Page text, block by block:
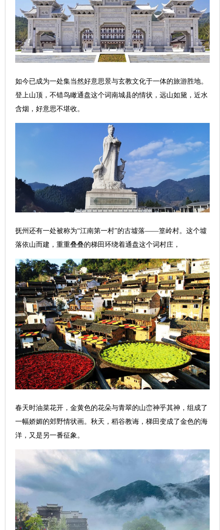
如今已成为一处集当然好意思景与玄教文化于一体的旅游胜地。
登上山顶，不错鸟瞰通盘这个词南城县的情状，远山如黛，近水
含烟，好意思不堪收。
抚州还有一处被称为“江南第一村”的古墟落——篁岭村。这个墟
落依山而建，重重叠叠的梯田环绕着通盘这个词村庄，
春天时油菜花开，金黄色的花朵与青翠的山峦神乎其神，组成了
一幅娇媚的郊野情状画。秋天，稻谷教诲，梯田变成了金色的海
洋，又是另一番征象。